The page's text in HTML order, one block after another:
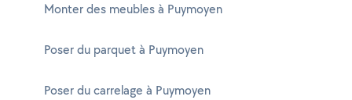
Monter des meubles à Puymoyen
Poser du parquet à Puymoyen
Poser du carrelage à Puymoyen